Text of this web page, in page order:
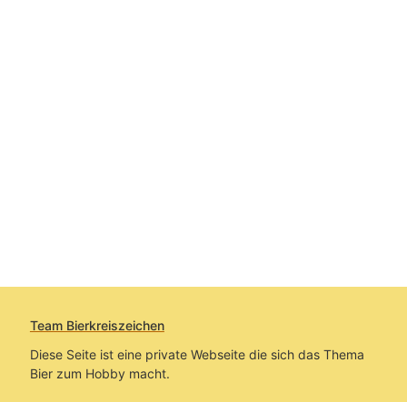
Team Bierkreiszeichen
Diese Seite ist eine private Webseite die sich das Thema
Bier zum Hobby macht.